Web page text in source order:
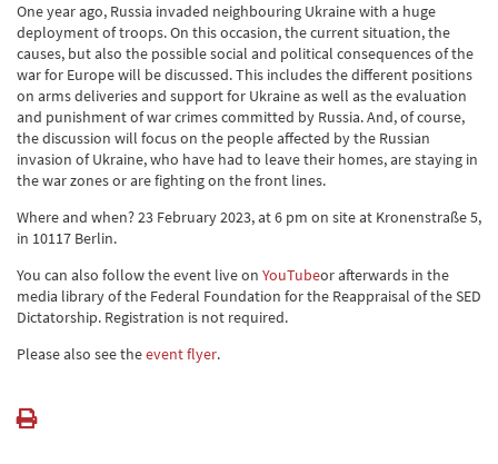
One year ago, Russia invaded neighbouring Ukraine with a huge
deployment of troops. On this occasion, the current situation, the
causes, but also the possible social and political consequences of the
war for Europe will be discussed. This includes the different positions
on arms deliveries and support for Ukraine as well as the evaluation
and punishment of war crimes committed by Russia. And, of course,
the discussion will focus on the people affected by the Russian
invasion of Ukraine, who have had to leave their homes, are staying in
the war zones or are fighting on the front lines.
Where and when? 23 February 2023, at 6 pm on site at Kronenstraße 5,
in 10117 Berlin.
You can also follow the event live on YouTubeor afterwards in the
media library of the Federal Foundation for the Reappraisal of the SED
Dictatorship. Registration is not required.
Please also see theevent flyer.